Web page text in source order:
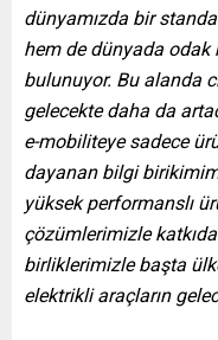
dünyamızda bir
hem de dünyada
bulunuyor. Bu alanda
gelecekte daha da
e-mobiliteye sadece
dayanan bilgi
yüksek performanslı
çözümlerimizle
birliklerimizle başta
elektrikli araçların